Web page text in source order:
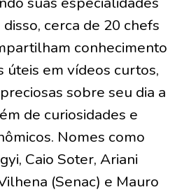
cerca de 20 chefs
conhecimento
úteis em vídeos curtos,
sobre seu dia a
de curiosidades e
Nomes como
Caio Soter, Ariani
(Senac) e Mauro